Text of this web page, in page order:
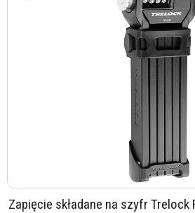
Zapięcie składane na szyfr Trelock